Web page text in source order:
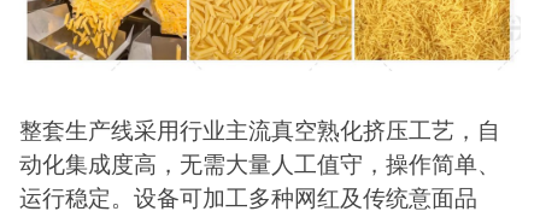
整套生产线采用行业主流真空熟化挤压工艺，自
动化集成度高，无需大量人工值守，操作简单、
运行稳定。设备可加工多种网红及传统意面品